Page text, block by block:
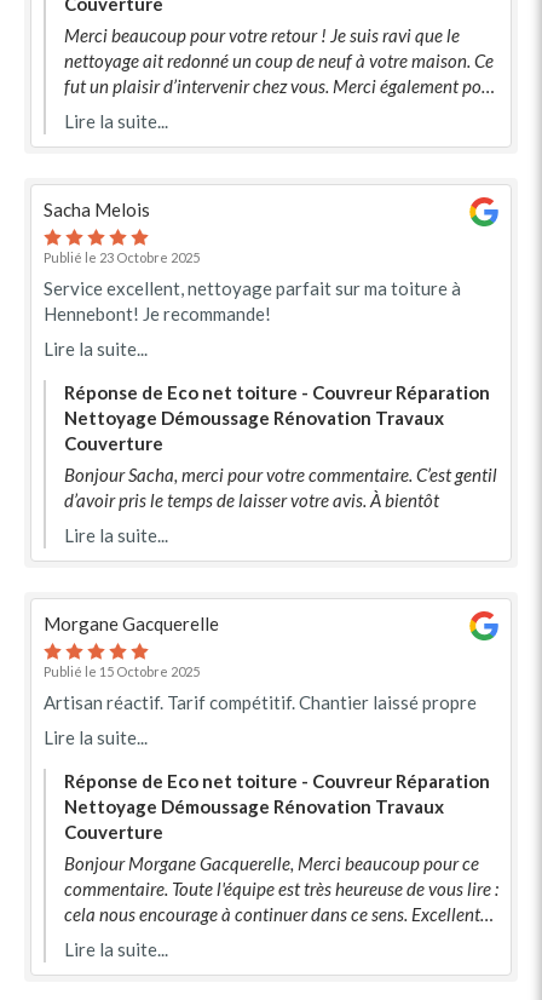
Merci beaucoup pour votre retour ! Je suis ravi que le
nettoyage ait redonné un coup de neuf à votre maison. Ce
fut un plaisir d’intervenir chez vous. Merci également pour
votre recommandation !
Lire la suite...
Sacha Melois
Publié le 23 Octobre 2025
Service excellent, nettoyage parfait sur ma toiture à
Hennebont! Je recommande!
Lire la suite...
Réponse de Eco net toiture - Couvreur Réparation
Nettoyage Démoussage Rénovation Travaux
Couverture
Bonjour Sacha, merci pour votre commentaire. C’est gentil
d’avoir pris le temps de laisser votre avis. À bientôt
Lire la suite...
Morgane Gacquerelle
Publié le 15 Octobre 2025
Artisan réactif. Tarif compétitif. Chantier laissé propre
Lire la suite...
Réponse de Eco net toiture - Couvreur Réparation
Nettoyage Démoussage Rénovation Travaux
Couverture
Bonjour Morgane Gacquerelle, Merci beaucoup pour ce
commentaire. Toute l'équipe est très heureuse de vous lire :
cela nous encourage à continuer dans ce sens. Excellente
journée et à très vite ! Eco net toiture
Lire la suite...